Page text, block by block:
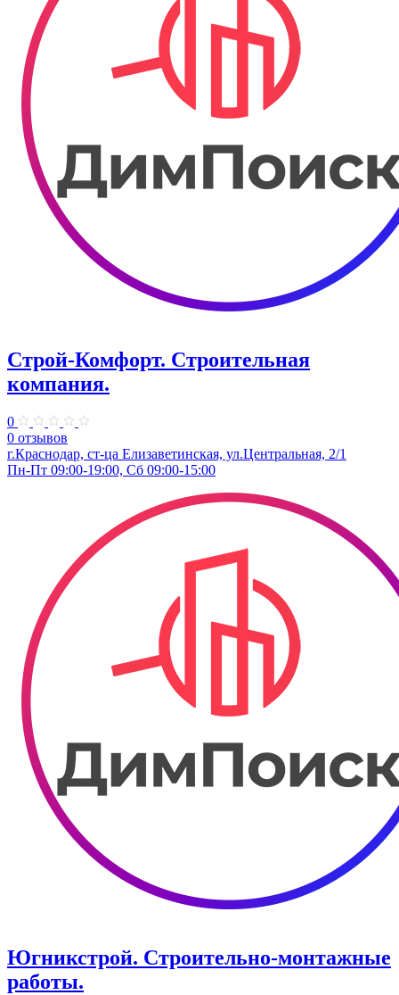
Строй-Комфорт. ​Строительная
компания.
0
0 отзывов
г.Краснодар, ст-ца Елизаветинская, ул.​Центральная, 2/1
Пн-Пт 09:00-19:00, Сб 09:00-15:00
Югникстрой. Строительно-монтажные
работы.